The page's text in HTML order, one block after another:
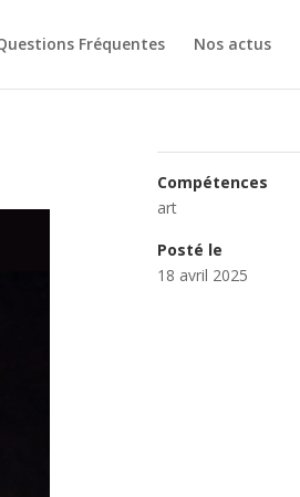
Fréquentes Nos actus
Compétences
art
Posté le
18 avril 2025